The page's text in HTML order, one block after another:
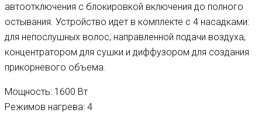
автоотключения с блокировкой включения до полного
остывания. Устройство идет в комплекте с 4 насадками:
для непослушных волос, направленной подачи воздуха,
концентратором для сушки и диффузором для создания
прикорневого объема.
Мощность: 1600 Вт
Режимов нагрева: 4